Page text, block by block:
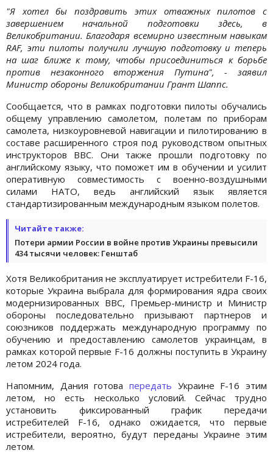
"Я хотел бы поздравить этих отважных пилотов с
завершением начальной подготовки здесь, в
Великобритании. Благодаря всемирно известным навыкам
RAF, эти пилоты получили лучшую подготовку и теперь
на шаг ближе к тому, чтобы присоединиться к борьбе
против незаконного вторжения Путина", - заявил
Министр обороны Великобритании Грант Шаппс.
Сообщается, что в рамках подготовки пилоты обучались
общему управлению самолетом, полетам по приборам
самолета, низкоуровневой навигации и пилотированию в
составе расширенного строя под руководством опытных
инструкторов ВВС. Они также прошли подготовку по
английскому языку, что поможет им в обучении и усилит
оперативную совместимость с военно-воздушными
силами НАТО, ведь английский язык является
стандартизированным международным языком полетов.
Читайте также:
Потери армии России в войне против Украины превысили
434 тысячи человек: Генштаб
Хотя Великобритания не эксплуатирует истребители F-16,
которые Украина выбрала для формирования ядра своих
модернизированных ВВС, Премьер-министр и Министр
обороны последовательно призывают партнеров и
союзников поддержать международную программу по
обучению и предоставлению самолетов украинцам, в
рамках которой первые F-16 должны поступить в Украину
летом 2024 года.
Напомним, Дания готова передать Украине F-16 этим
летом, но есть несколько условий. Сейчас трудно
установить фиксированный график передачи
истребителей F-16, однако ожидается, что первые
истребители, вероятно, будут переданы Украине этим
летом.